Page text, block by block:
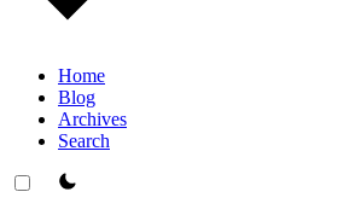
Home
Blog
Archives
Search
theme switcher